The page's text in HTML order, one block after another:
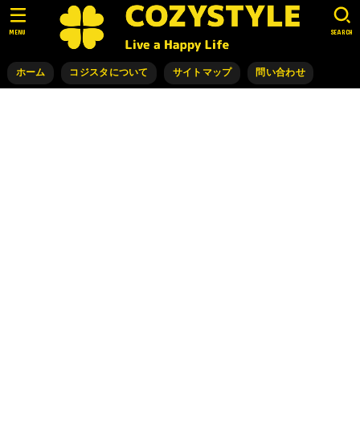
ホーム コジスタについて サイトマップ 問い合わせ
SEARCH
MENU